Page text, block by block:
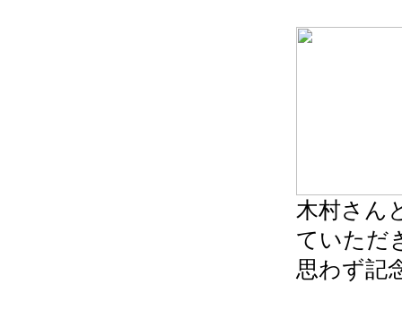
木村さん
ていただ
思わず記